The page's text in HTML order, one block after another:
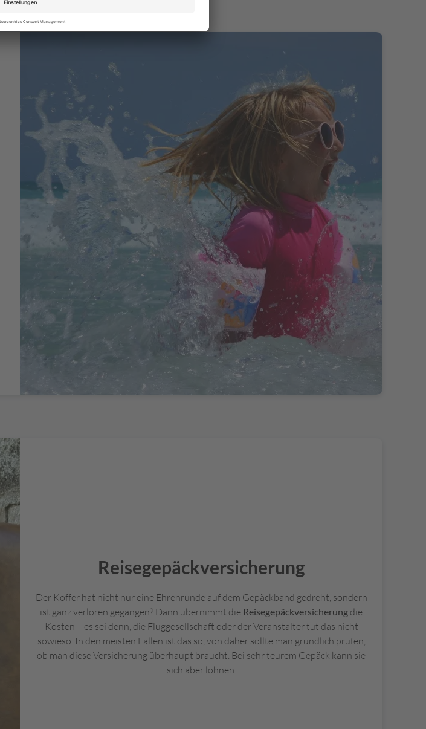
Reisegepäckversicherung
Der Koffer hat nicht nur eine Ehrenrunde auf dem Gepäckband gedreht, sondern
ist ganz verloren gegangen? Dann übernimmt die Reisegepäckversicherung die
Kosten – es sei denn, die Fluggesellschaft oder der Veranstalter tut das nicht
sowieso. In den meisten Fällen ist das so, von daher sollte man gründlich prüfen,
ob man diese Versicherung überhaupt braucht. Bei sehr teurem Gepäck kann sie
sich aber lohnen.